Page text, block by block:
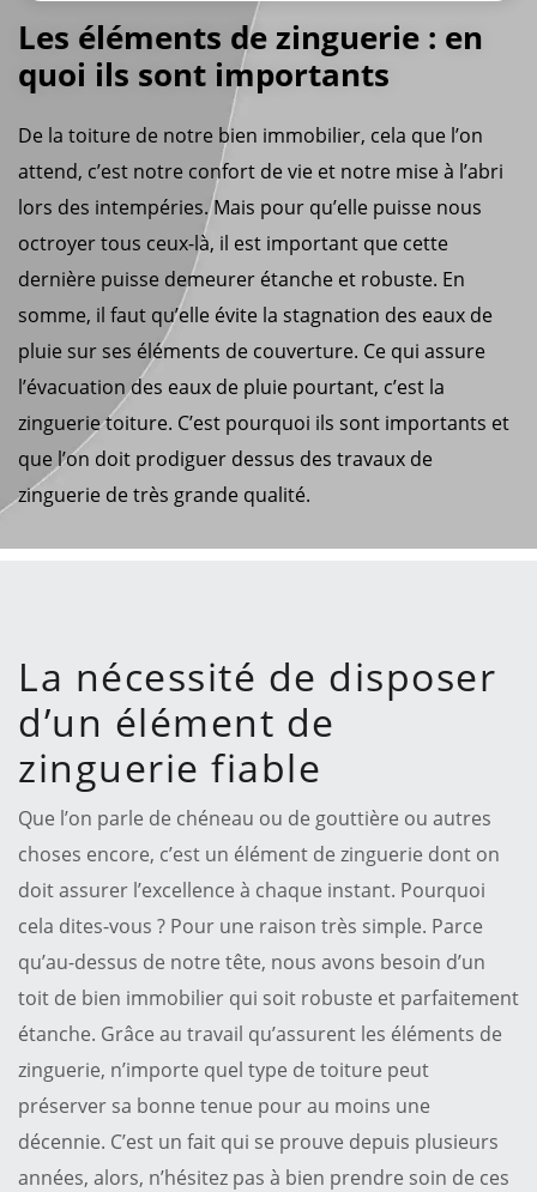
Les éléments de zinguerie : en
quoi ils sont importants
De la toiture de notre bien immobilier, cela que l’on
attend, c’est notre confort de vie et notre mise à l’abri
lors des intempéries. Mais pour qu’elle puisse nous
octroyer tous ceux-là, il est important que cette
dernière puisse demeurer étanche et robuste. En
somme, il faut qu’elle évite la stagnation des eaux de
pluie sur ses éléments de couverture. Ce qui assure
l’évacuation des eaux de pluie pourtant, c’est la
zinguerie toiture. C’est pourquoi ils sont importants et
que l’on doit prodiguer dessus des travaux de
zinguerie de très grande qualité.
La nécessité de disposer
d’un élément de
zinguerie fiable
Que l’on parle de chéneau ou de gouttière ou autres
choses encore, c’est un élément de zinguerie dont on
doit assurer l’excellence à chaque instant. Pourquoi
cela dites-vous ? Pour une raison très simple. Parce
qu’au-dessus de notre tête, nous avons besoin d’un
toit de bien immobilier qui soit robuste et parfaitement
étanche. Grâce au travail qu’assurent les éléments de
zinguerie, n’importe quel type de toiture peut
préserver sa bonne tenue pour au moins une
décennie. C’est un fait qui se prouve depuis plusieurs
années, alors, n’hésitez pas à bien prendre soin de ces